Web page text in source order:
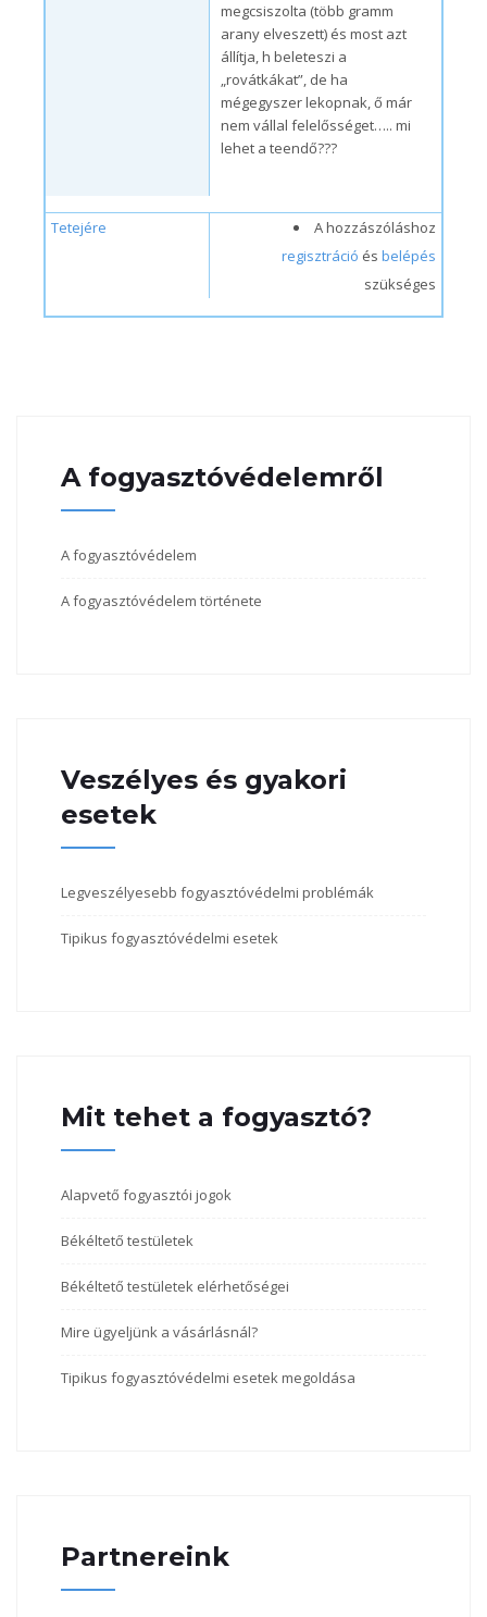
megcsiszolta (több gramm
arany elveszett) és most azt
állítja, h beleteszi a
„rovátkákat”, de ha
mégegyszer lekopnak, ő már
nem vállal felelősséget….. mi
lehet a teendő???
Tetejére
A hozzászóláshoz
regisztráció és belépés
szükséges
A fogyasztóvédelemről
A fogyasztóvédelem
A fogyasztóvédelem története
Veszélyes és gyakori
esetek
Legveszélyesebb fogyasztóvédelmi problémák
Tipikus fogyasztóvédelmi esetek
Mit tehet a fogyasztó?
Alapvető fogyasztói jogok
Békéltető testületek
Békéltető testületek elérhetőségei
Mire ügyeljünk a vásárlásnál?
Tipikus fogyasztóvédelmi esetek megoldása
Partnereink